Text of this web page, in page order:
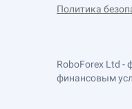
Политика
RoboForex Ltd -
финансовым